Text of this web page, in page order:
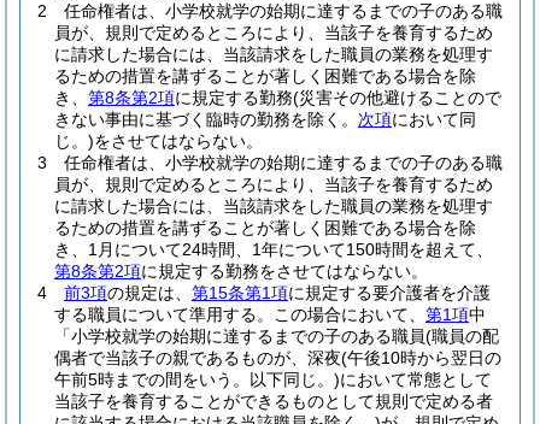
2
任命権者は、小学校就学の始期に達するまでの子のある職
員が、規則で定めるところにより、当該子を養育するため
に請求した場合には、当該請求をした職員の業務を処理す
るための措置を講ずることが著しく困難である場合を除
き、 第8条第2項に規定する勤務(災害その他避けることので
きない事由に基づく臨時の勤務を除く。 次項において同
じ。)をさせてはならない。
3
任命権者は、小学校就学の始期に達するまでの子のある職
員が、規則で定めるところにより、当該子を養育するため
に請求した場合には、当該請求をした職員の業務を処理す
るための措置を講ずることが著しく困難である場合を除
き、1月について24時間、1年について150時間を超えて、
第8条第2項に規定する勤務をさせてはならない。
4
前3項の規定は、 第15条第1項に規定する要介護者を介護
する職員について準用する。
この場合において、 第1項中
「小学校就学の始期に達するまでの子のある職員(職員の配
偶者で当該子の親であるものが、深夜(午後10時から翌日の
午前5時までの間をいう。以下同じ。)において常態として
当該子を養育することができるものとして規則で定める者